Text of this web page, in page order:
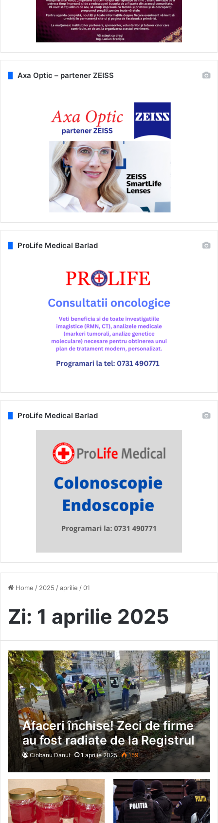
Home / 2025 /aprilie /01
Zi: 1 aprilie 2025
Afaceri închise! Zeci de firme
au fost radiate de la Registrul
Comerțului
Ciobanu Danut 1 aprilie 2025 159
Axa Optic – partener ZEISS
ProLife Medical Barlad
ProLife Medical Barlad